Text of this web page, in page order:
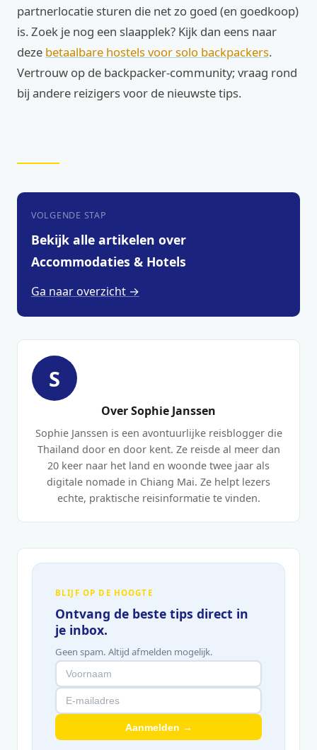
partnerlocatie sturen die net zo goed (en goedkoop)
is. Zoek je nog een slaapplek? Kijk dan eens naar
deze betaalbare hostels voor solo backpackers.
Vertrouw op de backpacker-community; vraag rond
bij andere reizigers voor de nieuwste tips.
VOLGENDE STAP
Bekijk alle artikelen over
Accommodaties & Hotels
Ga naar overzicht →
S
Over Sophie Janssen
Sophie Janssen is een avontuurlijke reisblogger die
Thailand door en door kent. Ze reisde al meer dan
20 keer naar het land en woonde twee jaar als
digitale nomade in Chiang Mai. Ze helpt lezers
echte, praktische reisinformatie te vinden.
BLIJF OP DE HOOGTE
Ontvang de beste tips direct in
je inbox.
Geen spam. Altijd afmelden mogelijk.
Aanmelden →